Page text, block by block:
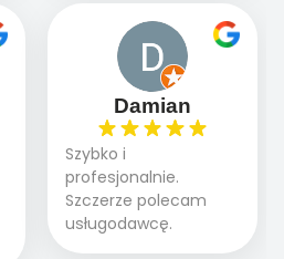
Damian
Szybko i
profesjonalnie.
Szczerze polecam
usługodawcę.